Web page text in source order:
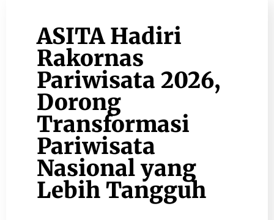
ASITA Hadiri
Rakornas
Pariwisata 2026,
Dorong
Transformasi
Pariwisata
Nasional yang
Lebih Tangguh